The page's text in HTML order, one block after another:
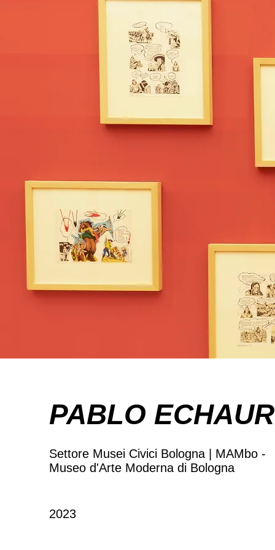
PABLO
Settore Musei Civici Bologna | MAMbo -
Museo d'Arte Moderna di Bologna
2023